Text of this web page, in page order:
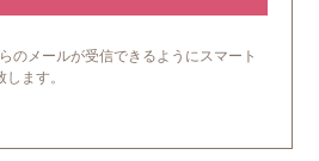
預かりした個人情報を適切に管理し、
合を除き、個人情報を第三者に開示
示する場合
のメールが受信できるようにスマート
ます。